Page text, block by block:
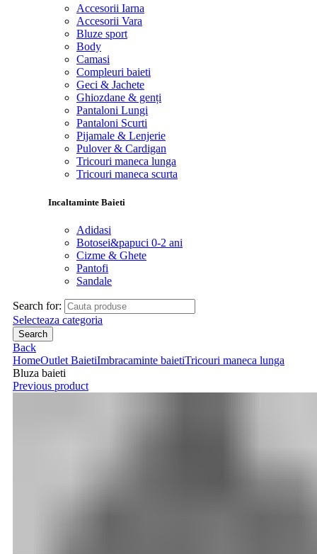
Accesorii Iarna
Accesorii Vara
Bluze sport
Body
Camasi
Compleuri baieti
Geci & Jachete
Ghiozdane & genți
Pantaloni Lungi
Pantaloni Scurti
Pijamale & Lenjerie
Pulover & Cardigan
Tricouri maneca lunga
Tricouri maneca scurta
Incaltaminte Baieti
Adidasi
Botosei&papuci 0-2 ani
Cizme & Ghete
Pantofi
Sandale
Search for:
Selecteaza categoria
Search
Back
HomeOutlet BaietiImbracaminte baietiTricouri maneca lunga
Bluza baieti
Previous product